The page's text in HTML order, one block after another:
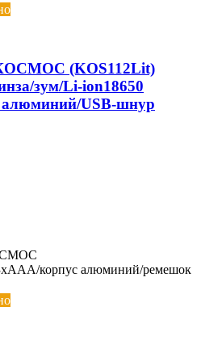
(KOS112Lit)
зум/Li-ion18650
алюминий/USB-шнур